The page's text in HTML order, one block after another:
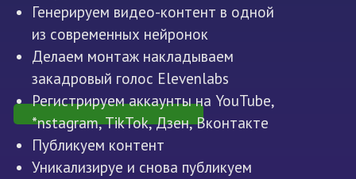
Генерируем видео-контент в одной
из современных нейронок
Делаем монтаж накладываем
закадровый голос Elevenlabs
Регистрируем аккаунты на YouTube,
*nstagram, TikTok, Дзен, Вконтакте
Публикуем контент
Уникализируе и снова публикуем